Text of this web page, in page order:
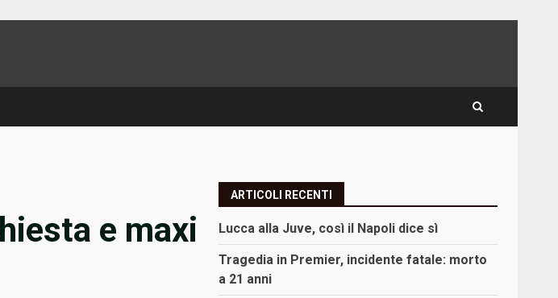
e maxi
ARTICOLI RECENTI
Lucca alla Juve, così il Napoli dice sì
Tragedia in Premier, incidente fatale: morto
a 21 anni